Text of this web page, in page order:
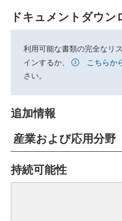
ドキュメントダウン
利用可能な書類の完全なリ
インするか、
こちらか
さい。
追加情報
産業および応用分野
持続可能性